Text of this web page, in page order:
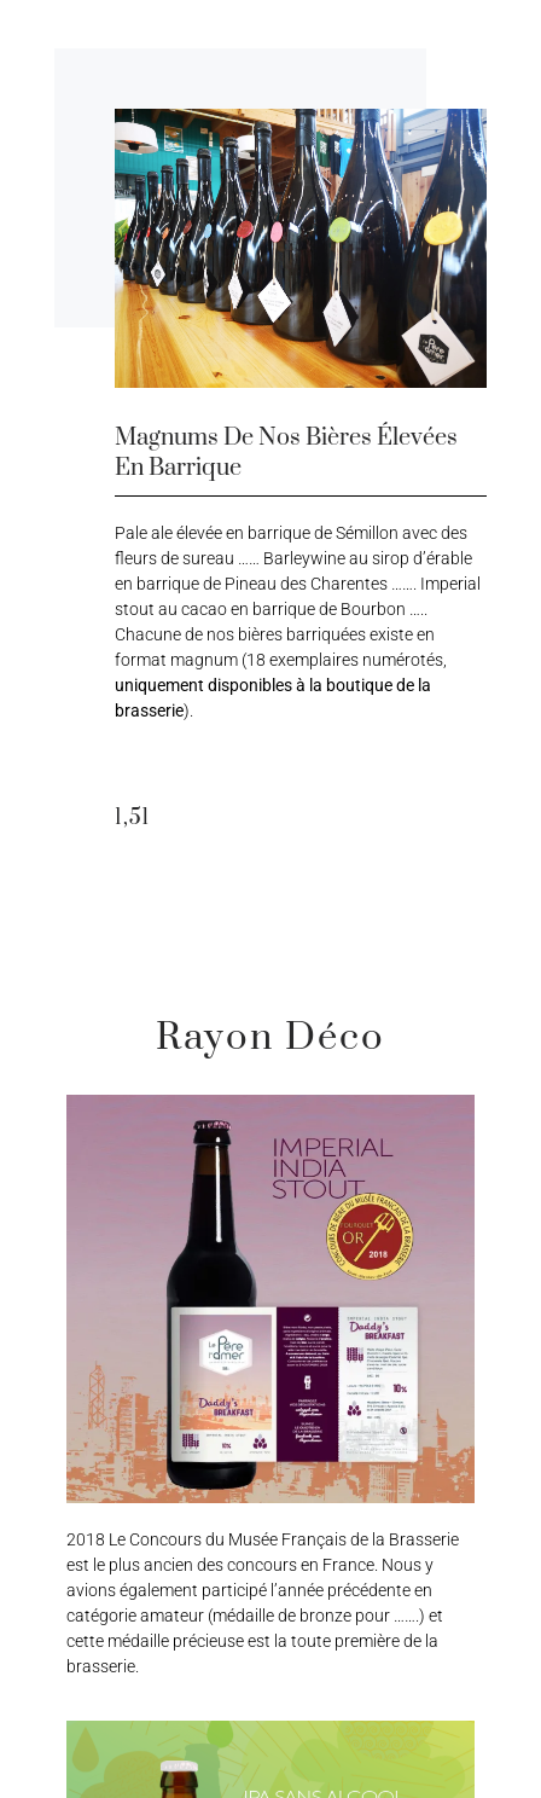
Magnums De Nos Bières Élevées
En Barrique
Pale ale élevée en barrique de Sémillon avec des
fleurs de sureau …… Barleywine au sirop d’érable
en barrique de Pineau des Charentes ……. Imperial
stout au cacao en barrique de Bourbon …..
Chacune de nos bières barriquées existe en
format magnum (18 exemplaires numérotés,
uniquement disponibles à la boutique de la
brasserie).
1,5l
Rayon Déco
2018 Le Concours du Musée Français de la Brasserie
est le plus ancien des concours en France. Nous y
avions également participé l’année précédente en
catégorie amateur (médaille de bronze pour …….) et
cette médaille précieuse est la toute première de la
brasserie.